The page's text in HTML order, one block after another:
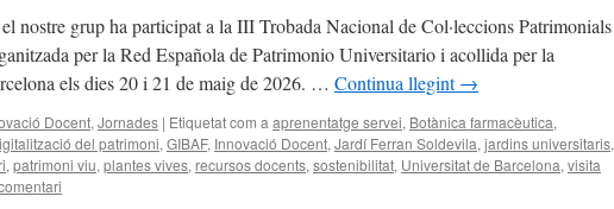
nostre grup ha participat a la III Trobada Nacional de Col·leccions Patrimonials
per la Red Española de Patrimonio Universitario i acollida per la
els dies 20 i 21 de maig de 2026. … Continua llegint→
Docent, Jornades | Etiquetat com a aprenentatge servei, Botànica farmacèutica,
del patrimoni, GIBAF, Innovació Docent, Jardí Ferran Soldevila, jardins universitaris,
, patrimoni viu, plantes vives, recursos docents, sostenibilitat, Universitat de Barcelona, visita